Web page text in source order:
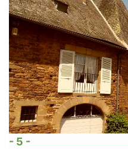
- 5 -